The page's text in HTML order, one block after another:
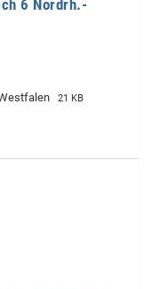
6 Nordrh.-
21 KB